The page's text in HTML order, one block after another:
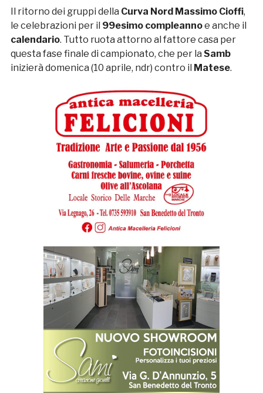
Il ritorno dei gruppi della Curva Nord Massimo Cioffi,
le celebrazioni per il 99esimo compleannoe anche il
calendario. Tutto ruota attorno al fattore casa per
questa fase finale di campionato, che per la Samb
inizierà domenica (10 aprile, ndr) contro il Matese.